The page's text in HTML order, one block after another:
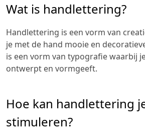
Wat is handlettering?
Handlettering is een vorm van
je met de hand mooie en
is een vorm van typografie waarbij
ontwerpt en vormgeeft.
Hoe kan handlettering
stimuleren?